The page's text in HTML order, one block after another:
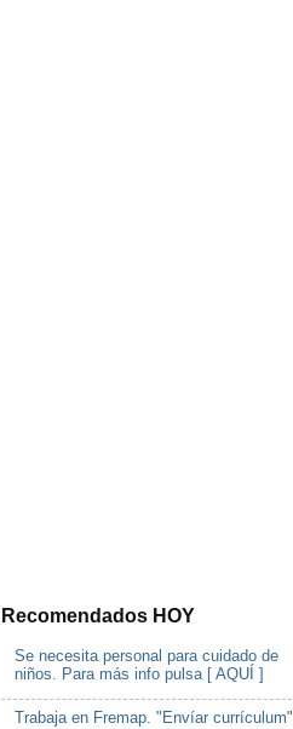
Recomendados HOY
Se necesita personal para cuidado de
niños. Para más info pulsa [ AQUÍ ]
Trabaja en Fremap. "Envíar currículum"